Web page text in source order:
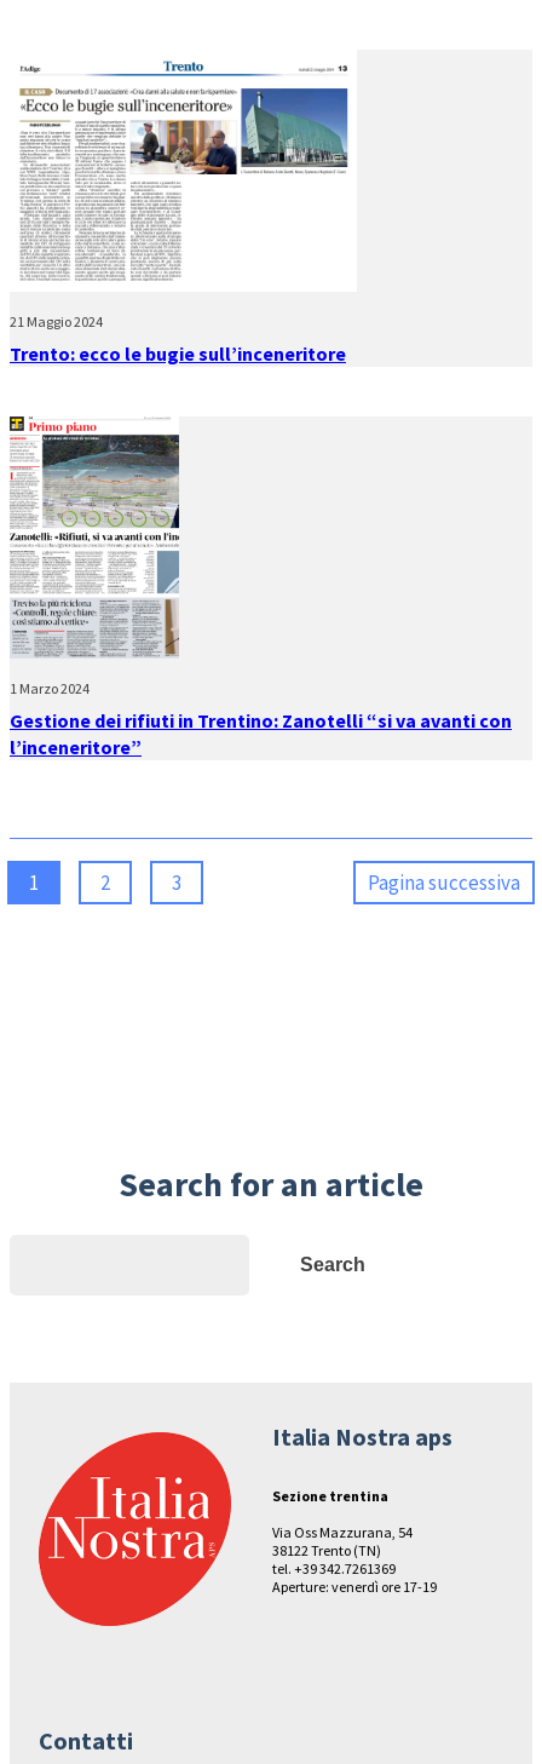
21 Maggio 2024
Trento: ecco le bugie sull’inceneritore
1 Marzo 2024
Gestione dei rifiuti in Trentino: Zanotelli “si va avanti con
l’inceneritore”
1 2 3 Pagina successiva
Search for an article
Search
Italia Nostra aps
Sezione trentina
Via Oss Mazzurana, 54
38122 Trento (TN)
tel. +39 342.7261369
Aperture: venerdì ore 17-19
Contatti